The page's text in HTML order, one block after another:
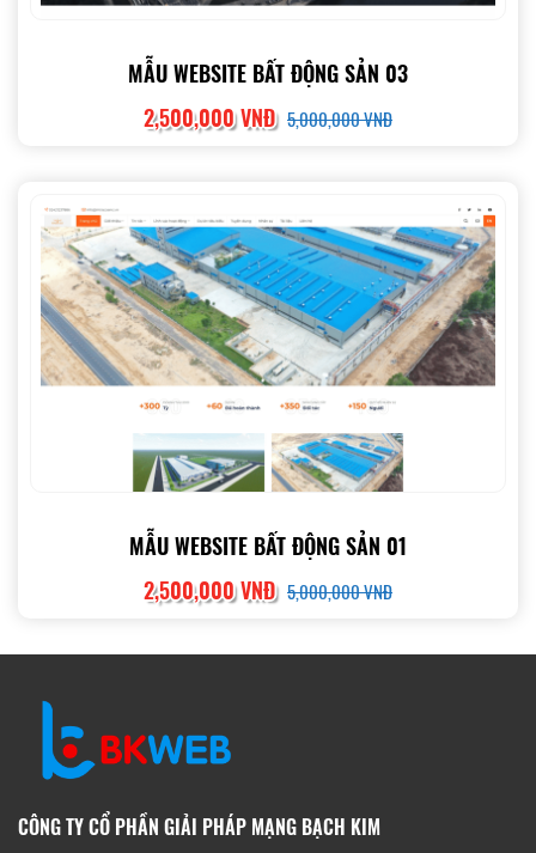
MẪU WEBSITE BẤT ĐỘNG SẢN 03
2,500,000 VNĐ 5,000,000 VNĐ
MẪU WEBSITE BẤT ĐỘNG SẢN 01
2,500,000 VNĐ 5,000,000 VNĐ
CÔNG TY CỔ PHẦN GIẢI PHÁP MẠNG BẠCH KIM